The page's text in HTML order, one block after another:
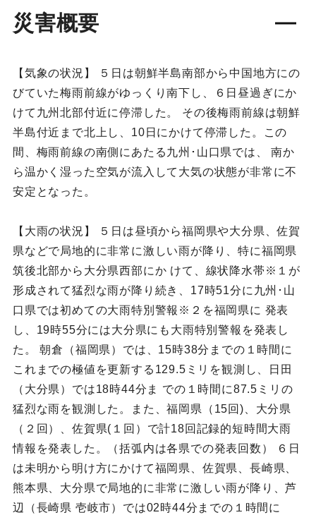
災害概要
【気象の状況】 ５日は朝鮮半島南部から中国地方にの
びていた梅雨前線がゆっくり南下し、６日昼過ぎにか
けて九州北部付近に停滞した。 その後梅雨前線は朝鮮
半島付近まで北上し、10日にかけて停滞した。この
間、梅雨前線の南側にあたる九州･山口県では、 南か
ら温かく湿った空気が流入して大気の状態が非常に不
安定となった。
【大雨の状況】 ５日は昼頃から福岡県や大分県、佐賀
県などで局地的に非常に激しい雨が降り、特に福岡県
筑後北部から大分県西部にか けて、線状降水帯※１が
形成されて猛烈な雨が降り続き、17時51分に九州･山
口県では初めての大雨特別警報※２を福岡県に 発表
し、19時55分には大分県にも大雨特別警報を発表し
た。 朝倉（福岡県）では、15時38分までの１時間に
これまでの極値を更新する129.5ミリを観測し、日田
（大分県）では18時44分ま での１時間に87.5ミリの
猛烈な雨を観測した。また、福岡県（15回)、大分県
（２回）、佐賀県(１回）で計18回記録的短時間大雨
情報を発表した。（括弧内は各県での発表回数） ６日
は未明から明け方にかけて福岡県、佐賀県、長崎県、
熊本県、大分県で局地的に非常に激しい雨が降り、芦
辺（長崎県 壱岐市）では02時44分までの１時間に